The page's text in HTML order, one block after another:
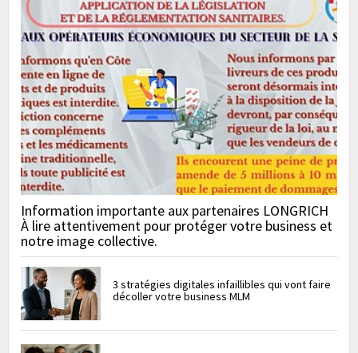
Information importante aux partenaires LONGRICH
À lire attentivement pour protéger votre business et
notre image collective.
3 stratégies digitales infaillibles qui vont faire
décoller votre business MLM